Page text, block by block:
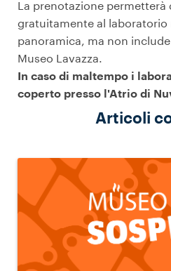
La prenotazione permetterà
gratuitamente al laboratorio
panoramica, ma non
Museo Lavazza.
In caso di maltempo i
coperto presso l'Atrio di
Articoli